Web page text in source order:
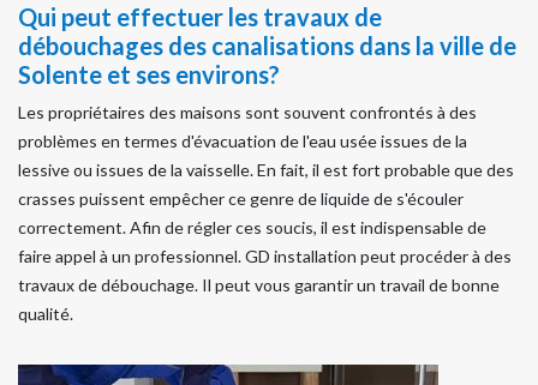
Qui peut effectuer les travaux de
débouchages des canalisations dans la ville de
Solente et ses environs?
Les propriétaires des maisons sont souvent confrontés à des
problèmes en termes d'évacuation de l'eau usée issues de la
lessive ou issues de la vaisselle. En fait, il est fort probable que des
crasses puissent empêcher ce genre de liquide de s'écouler
correctement. Afin de régler ces soucis, il est indispensable de
faire appel à un professionnel. GD installation peut procéder à des
travaux de débouchage. Il peut vous garantir un travail de bonne
qualité.